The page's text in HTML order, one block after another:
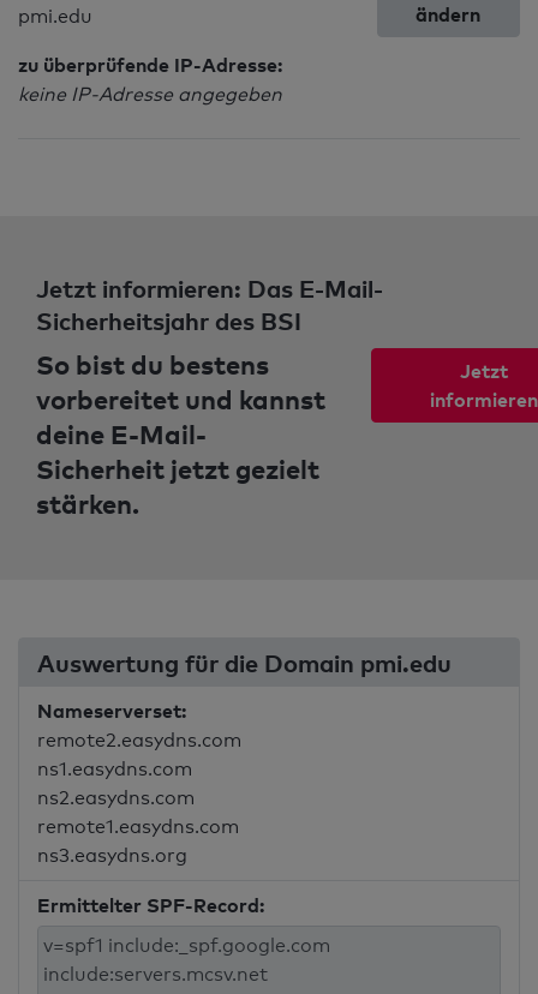
pmi.edu
zu überprüfende IP-Adresse:
keine IP-Adresse angegeben
ändern
Jetzt informieren: Das E-Mail-
Sicherheitsjahr des BSI
So bist du bestens
vorbereitet und kannst
deine E-Mail-
Sicherheit jetzt gezielt
stärken.
Jetzt
informieren
Auswertung für die Domain pmi.edu
Nameserverset:
remote2.easydns.com
ns1.easydns.com
ns2.easydns.com
remote1.easydns.com
ns3.easydns.org
Ermittelter SPF-Record: